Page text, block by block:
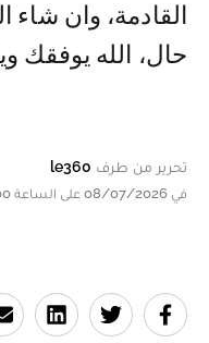
القادمة، وان شاء
حال، الله يوفقك
تحرير من طرف le360
في 08/07/2026 على الساعة 09:00